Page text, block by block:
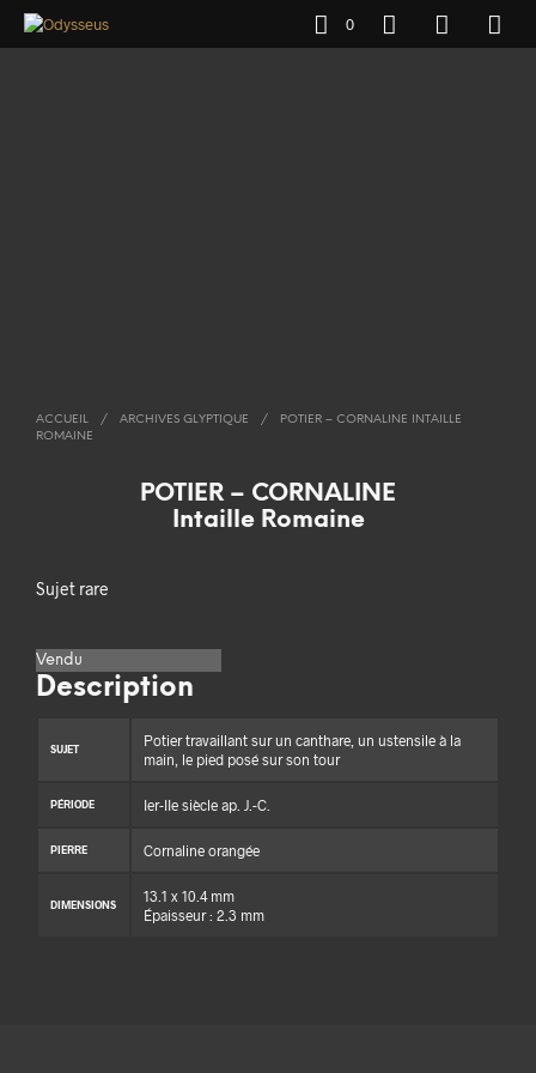
0
ACCUEIL / ARCHIVES GLYPTIQUE /
POTIER – CORNALINE INTAILLE
ROMAINE
POTIER – CORNALINE
Intaille Romaine
Sujet rare
Vendu
Description
SUJET
Potier travaillant sur un canthare, un ustensile à la
main, le pied posé sur son tour
PÉRIODE Ier-IIe siècle ap. J.-C.
PIERRE Cornaline orangée
DIMENSIONS
13.1 x 10.4 mm
Épaisseur : 2.3 mm